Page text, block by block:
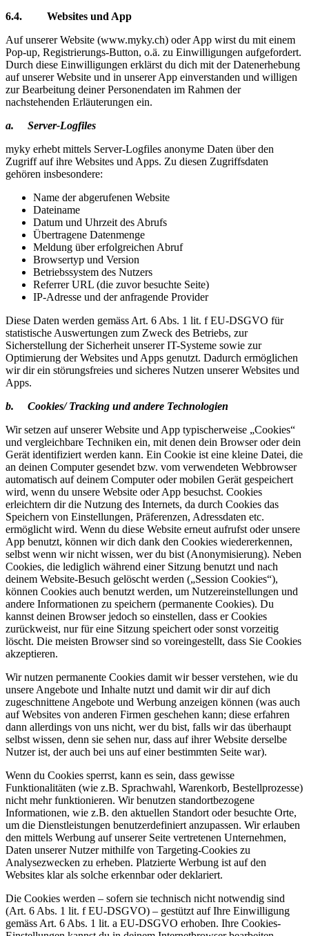
6.4. Websites und App
Auf unserer Website (www.myky.ch) oder App wirst du mit einem
Pop-up, Registrierungs-Button, o.ä. zu Einwilligungen aufgefordert.
Durch diese Einwilligungen erklärst du dich mit der Datenerhebung
auf unserer Website und in unserer App einverstanden und willigen
zur Bearbeitung deiner Personendaten im Rahmen der
nachstehenden Erläuterungen ein.
a. Server-Logfiles
myky erhebt mittels Server-Logfiles anonyme Daten über den
Zugriff auf ihre Websites und Apps. Zu diesen Zugriffsdaten
gehören insbesondere:
Name der abgerufenen Website
Dateiname
Datum und Uhrzeit des Abrufs
Übertragene Datenmenge
Meldung über erfolgreichen Abruf
Browsertyp und Version
Betriebssystem des Nutzers
Referrer URL (die zuvor besuchte Seite)
IP-Adresse und der anfragende Provider
Diese Daten werden gemäss Art. 6 Abs. 1 lit. f EU-DSGVO für
statistische Auswertungen zum Zweck des Betriebs, zur
Sicherstellung der Sicherheit unserer IT-Systeme sowie zur
Optimierung der Websites und Apps genutzt. Dadurch ermöglichen
wir dir ein störungsfreies und sicheres Nutzen unserer Websites und
Apps.
b. Cookies/ Tracking und andere Technologien
Wir setzen auf unserer Website und App typischerweise „Cookies“
und vergleichbare Techniken ein, mit denen dein Browser oder dein
Gerät identifiziert werden kann. Ein Cookie ist eine kleine Datei, die
an deinen Computer gesendet bzw. vom verwendeten Webbrowser
automatisch auf deinem Computer oder mobilen Gerät gespeichert
wird, wenn du unsere Website oder App besuchst. Cookies
erleichtern dir die Nutzung des Internets, da durch Cookies das
Speichern von Einstellungen, Präferenzen, Adressdaten etc.
ermöglicht wird. Wenn du diese Website erneut aufrufst oder unsere
App benutzt, können wir dich dank den Cookies wiedererkennen,
selbst wenn wir nicht wissen, wer du bist (Anonymisierung). Neben
Cookies, die lediglich während einer Sitzung benutzt und nach
deinem Website-Besuch gelöscht werden („Session Cookies“),
können Cookies auch benutzt werden, um Nutzereinstellungen und
andere Informationen zu speichern (permanente Cookies). Du
kannst deinen Browser jedoch so einstellen, dass er Cookies
zurückweist, nur für eine Sitzung speichert oder sonst vorzeitig
löscht. Die meisten Browser sind so voreingestellt, dass Sie Cookies
akzeptieren.
Wir nutzen permanente Cookies damit wir besser verstehen, wie du
unsere Angebote und Inhalte nutzt und damit wir dir auf dich
zugeschnittene Angebote und Werbung anzeigen können (was auch
auf Websites von anderen Firmen geschehen kann; diese erfahren
dann allerdings von uns nicht, wer du bist, falls wir das überhaupt
selbst wissen, denn sie sehen nur, dass auf ihrer Website derselbe
Nutzer ist, der auch bei uns auf einer bestimmten Seite war).
Wenn du Cookies sperrst, kann es sein, dass gewisse
Funktionalitäten (wie z.B. Sprachwahl, Warenkorb, Bestellprozesse)
nicht mehr funktionieren. Wir benutzen standortbezogene
Informationen, wie z.B. den aktuellen Standort oder besuchte Orte,
um die Dienstleistungen benutzerdefiniert anzupassen. Wir erlauben
den mittels Werbung auf unserer Seite vertretenen Unternehmen,
Daten unserer Nutzer mithilfe von Targeting-Cookies zu
Analysezwecken zu erheben. Platzierte Werbung ist auf den
Websites klar als solche erkennbar oder deklariert.
Die Cookies werden – sofern sie technisch nicht notwendig sind
(Art. 6 Abs. 1 lit. f EU-DSGVO) – gestützt auf Ihre Einwilligung
gemäss Art. 6 Abs. 1 lit. a EU-DSGVO erhoben. Ihre Cookies-